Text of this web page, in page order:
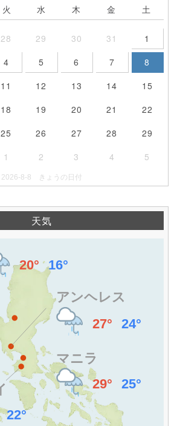
火 水 木 金 土
28 29 30 31
1
4 5 6 7
8
11 12 13 14
15
18 19 20 21
22
25 26 27 28
29
1 2 3 4 5
2026-8-8 きょうの日付
天気